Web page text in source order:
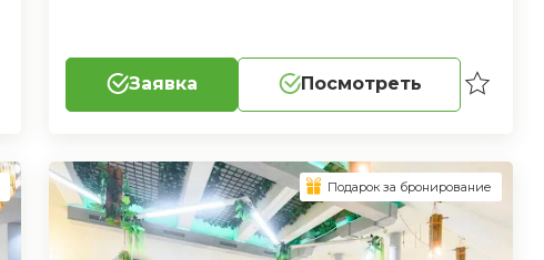
Заявка Посмотреть
Подарок за бронирование